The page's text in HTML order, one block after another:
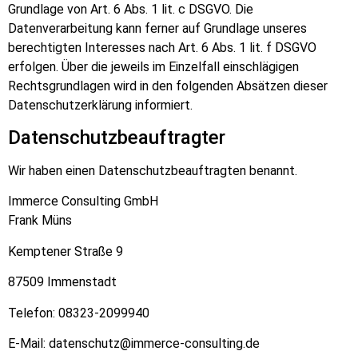
Grundlage von Art. 6 Abs. 1 lit. c DSGVO. Die
Datenverarbeitung kann ferner auf Grundlage unseres
berechtigten Interesses nach Art. 6 Abs. 1 lit. f DSGVO
erfolgen. Über die jeweils im Einzelfall einschlägigen
Rechtsgrundlagen wird in den folgenden Absätzen dieser
Datenschutzerklärung informiert.
Datenschutz­beauftragter
Wir haben einen Datenschutzbeauftragten benannt.
Immerce Consulting GmbH
Frank Müns
Kemptener Straße 9
87509 Immenstadt
Telefon: 08323-2099940
E-Mail: datenschutz@immerce-consulting.de